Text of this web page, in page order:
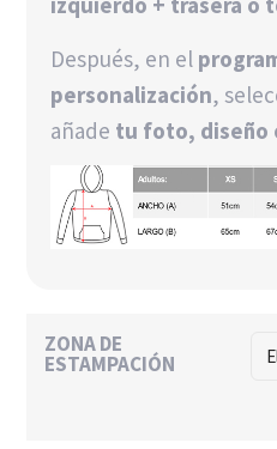
Después, en el
personalización,
añade tu foto, diseño
ZONA DE
ESTAMPACIÓN